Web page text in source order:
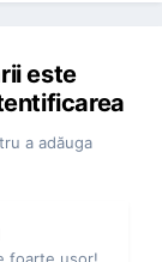
este
a adăuga
foarte uşor!